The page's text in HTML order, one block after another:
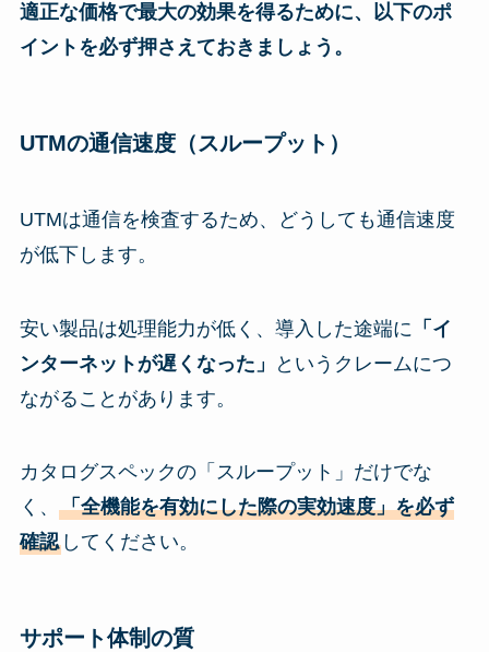
適正な価格で最大の効果を得るために、以下のポ
イントを必ず押さえておきましょう。
UTMの通信速度（スループット）
UTMは通信を検査するため、どうしても通信速度
が低下します。
安い製品は処理能力が低く、導入した途端に 「イ
ンターネットが遅くなった」
というクレームにつ
ながることがあります。
カタログスペックの「スループット」だけでな
く、 「全機能を有効にした際の実効速度」を必ず
確認してください。
サポート体制の質